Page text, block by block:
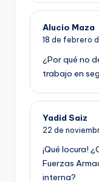
Alucio Maza
18 de febrero
¿Por qué no
trabajo en
Yadid Saiz
22 de
¡Qué locura!
Fuerzas
interna?